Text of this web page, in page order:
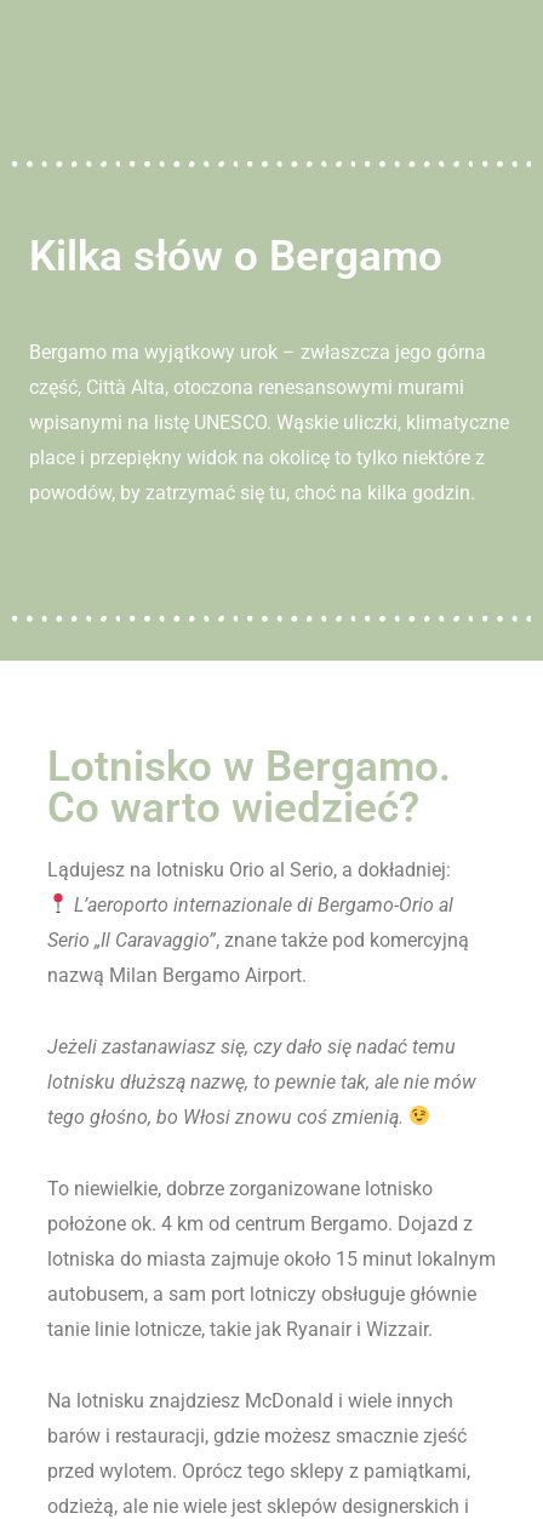
Kilka słów o Bergamo
Bergamo ma wyjątkowy urok – zwłaszcza jego górna
część, Città Alta, otoczona renesansowymi murami
wpisanymi na listę UNESCO. Wąskie uliczki, klimatyczne
place i przepiękny widok na okolicę to tylko niektóre z
powodów, by zatrzymać się tu, choć na kilka godzin.
Lotnisko w Bergamo.
Co warto wiedzieć?
Lądujesz na lotnisku Orio al Serio, a dokładniej:
L’aeroporto internazionale di Bergamo-Orio al
Serio „Il Caravaggio”, znane także pod komercyjną
nazwą Milan Bergamo Airport.
Jeżeli zastanawiasz się, czy dało się nadać temu
lotnisku dłuższą nazwę, to pewnie tak, ale nie mów
tego głośno, bo Włosi znowu coś zmienią.
To niewielkie, dobrze zorganizowane lotnisko
położone ok. 4 km od centrum Bergamo. Dojazd z
lotniska do miasta zajmuje około 15 minut lokalnym
autobusem, a sam port lotniczy obsługuje głównie
tanie linie lotnicze, takie jak Ryanair i Wizzair.
Na lotnisku znajdziesz McDonald i wiele innych
barów i restauracji, gdzie możesz smacznie zjeść
przed wylotem. Oprócz tego sklepy z pamiątkami,
odzieżą, ale nie wiele jest sklepów designerskich i